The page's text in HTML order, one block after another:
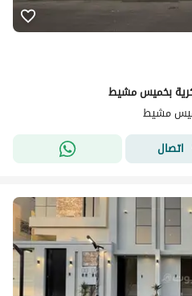
بخميس مشيط
اتصال